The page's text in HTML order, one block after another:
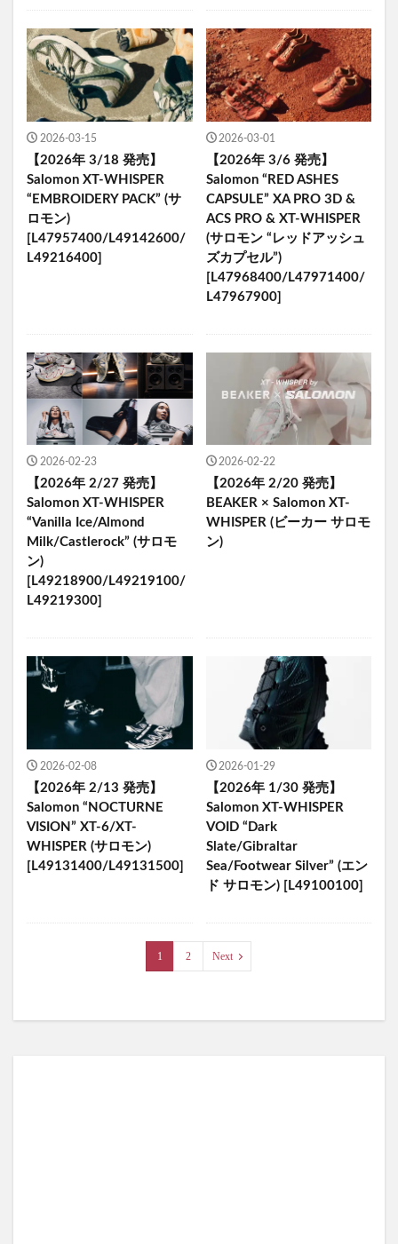
2026-03-15
【2026年 3/18 発売】
Salomon XT-WHISPER
“EMBROIDERY PACK” (サ
ロモン)
[L47957400/L49142600/
L49216400]
2026-03-01
【2026年 3/6 発売】
Salomon “RED ASHES
CAPSULE” XA PRO 3D &
ACS PRO & XT-WHISPER
(サロモン “レッドアッシュ
ズカプセル”)
[L47968400/L47971400/
L47967900]
2026-02-23
【2026年 2/27 発売】
Salomon XT-WHISPER
“Vanilla Ice/Almond
Milk/Castlerock” (サロモ
ン)
[L49218900/L49219100/
L49219300]
2026-02-22
【2026年 2/20 発売】
BEAKER × Salomon XT-
WHISPER (ビーカー サロモ
ン)
2026-02-08
【2026年 2/13 発売】
Salomon “NOCTURNE
VISION” XT-6/XT-
WHISPER (サロモン)
[L49131400/L49131500]
2026-01-29
【2026年 1/30 発売】
Salomon XT-WHISPER
VOID “Dark
Slate/Gibraltar
Sea/Footwear Silver” (エン
ド サロモン) [L49100100]
1 2 Next